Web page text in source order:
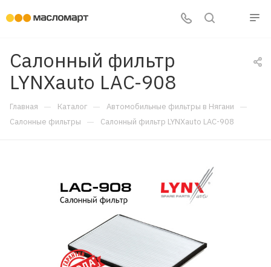
Салонный фильтр
LYNXauto LAC-908
Главная — Каталог — Автомобильные фильтры в Нягани —
Салонные фильтры — Салонный фильтр LYNXauto LAC-908